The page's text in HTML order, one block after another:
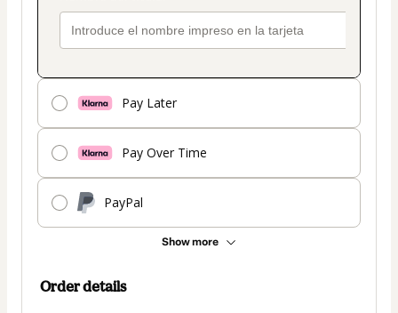
Pay Later
Pay Over Time
PayPal
Show more
Order details